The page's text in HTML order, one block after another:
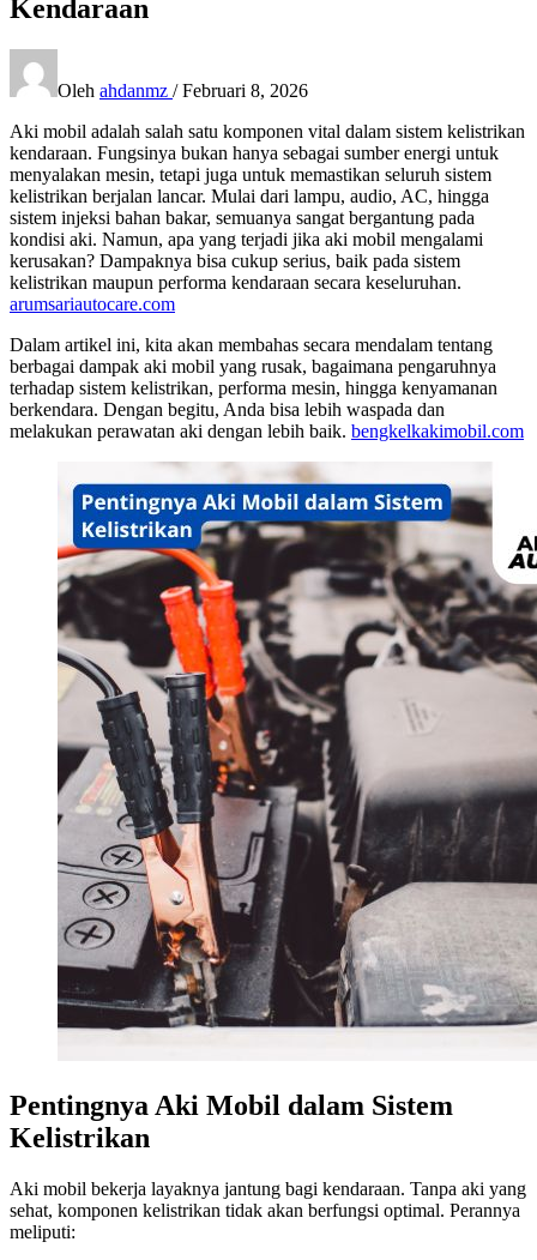
Kendaraan
Oleh ahdanmz /Februari 8, 2026
Aki mobil adalah salah satu komponen vital dalam sistem kelistrikan
kendaraan. Fungsinya bukan hanya sebagai sumber energi untuk
menyalakan mesin, tetapi juga untuk memastikan seluruh sistem
kelistrikan berjalan lancar. Mulai dari lampu, audio, AC, hingga
sistem injeksi bahan bakar, semuanya sangat bergantung pada
kondisi aki. Namun, apa yang terjadi jika aki mobil mengalami
kerusakan? Dampaknya bisa cukup serius, baik pada sistem
kelistrikan maupun performa kendaraan secara keseluruhan.
arumsariautocare.com
Dalam artikel ini, kita akan membahas secara mendalam tentang
berbagai dampak aki mobil yang rusak, bagaimana pengaruhnya
terhadap sistem kelistrikan, performa mesin, hingga kenyamanan
berkendara. Dengan begitu, Anda bisa lebih waspada dan
melakukan perawatan aki dengan lebih baik. bengkelkakimobil.com
Pentingnya Aki Mobil dalam Sistem
Kelistrikan
Aki mobil bekerja layaknya jantung bagi kendaraan. Tanpa aki yang
sehat, komponen kelistrikan tidak akan berfungsi optimal. Perannya
meliputi: